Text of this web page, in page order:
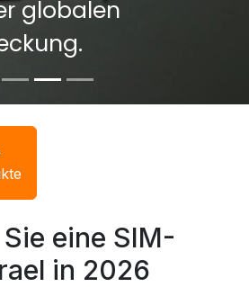
globalen
globalen
eine SIM-
in 2026